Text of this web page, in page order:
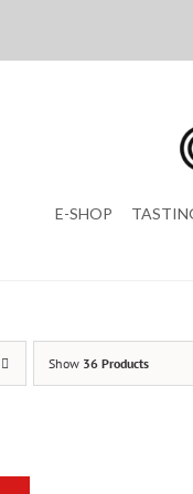
E-SHOP
Show 36 Products